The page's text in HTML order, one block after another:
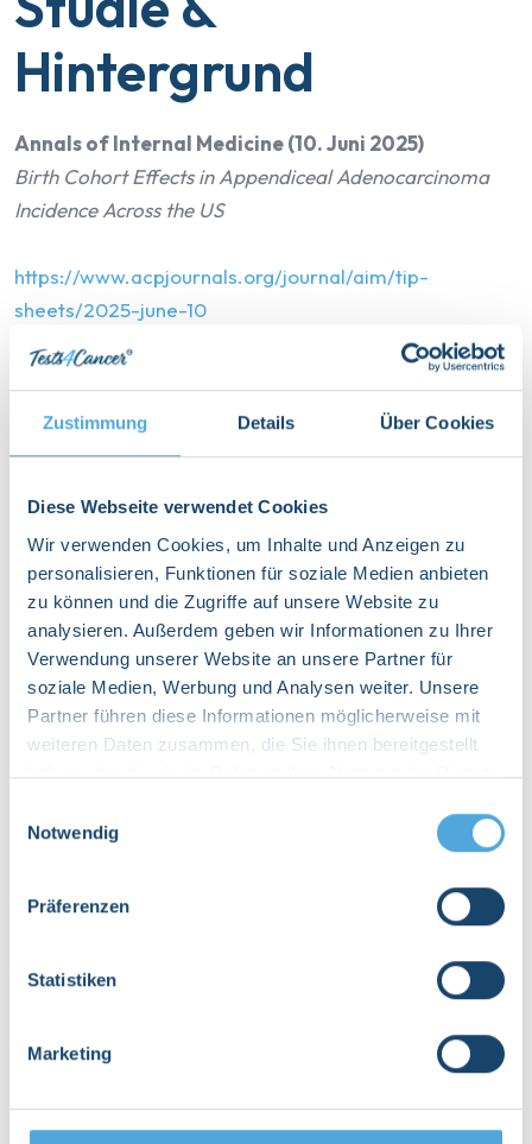
Zustimmung Details Über Cookies
Diese Webseite verwendet Cookies
Wir verwenden Cookies, um Inhalte und Anzeigen zu
personalisieren, Funktionen für soziale Medien anbieten
zu können und die Zugriffe auf unsere Website zu
analysieren. Außerdem geben wir Informationen zu Ihrer
Verwendung unserer Website an unsere Partner für
soziale Medien, Werbung und Analysen weiter. Unsere
Partner führen diese Informationen möglicherweise mit
weiteren Daten zusammen, die Sie ihnen bereitgestellt
haben oder die sie im Rahmen Ihrer Nutzung der Dienste
Notwendig
Präferenzen
Statistiken
Marketing
Hintergrund
Annals of Internal Medicine (10. Juni 2025)
Birth Cohort Effects in Appendiceal Adenocarcinoma
Incidence Across the US
https://www.acpjournals.org/journal/aim/tip-
sheets/2025-june-10
Sekundärquellen zur
Risikoanalyse
Time.com – “Appendix Cancer Has Quadrupled in
Millennials”
(9. Juni 2025)
https://time.com/7292279/appendix-cancer-rising-
millennials/
Health.com – “A Rare Cancer Is Increasing in
Millennials and Gen X. Here’s What to Know”
(12. Juni 2025)
https://www.health.com/appendix-cancer-increase-
generation-x-millennials-11750327
VUMC News – “Study shows sharp increase in
(10. Juni 2025)
https://news.vumc.org/2025/06/10/study-shows-
sharp-increase-in-appendix-cancer-for-generation-
x-and-millennials/